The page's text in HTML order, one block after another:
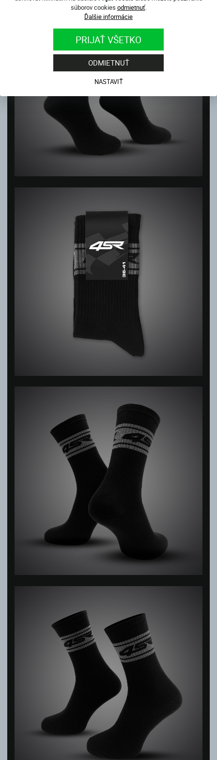
súborov cookies odmietnuť.
Ďalšie informácie
PRIJAŤ VŠETKO
ODMIETNUŤ
NASTAVIŤ